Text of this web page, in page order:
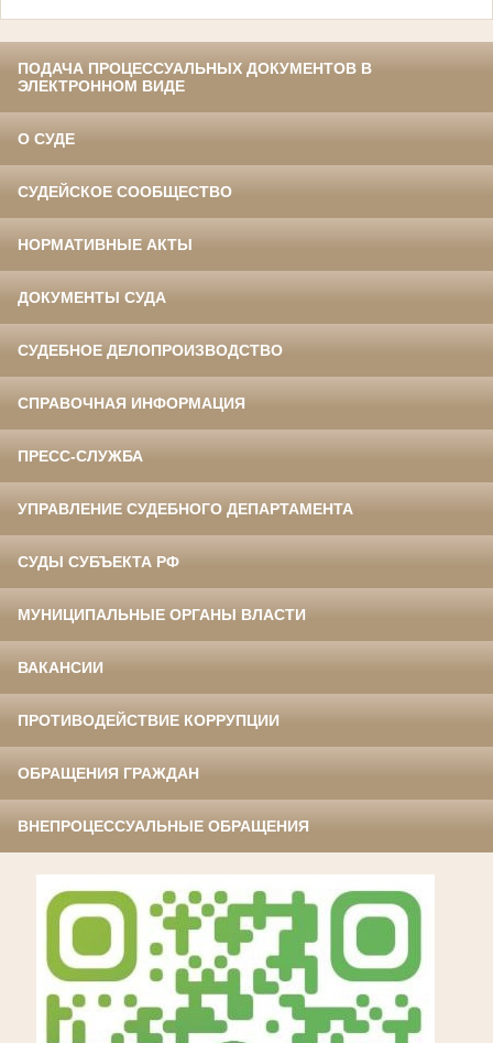
ПОДАЧА ПРОЦЕССУАЛЬНЫХ ДОКУМЕНТОВ В
ЭЛЕКТРОННОМ ВИДЕ
О СУДЕ
СУДЕЙСКОЕ СООБЩЕСТВО
НОРМАТИВНЫЕ АКТЫ
ДОКУМЕНТЫ СУДА
СУДЕБНОЕ ДЕЛОПРОИЗВОДСТВО
СПРАВОЧНАЯ ИНФОРМАЦИЯ
ПРЕСС-СЛУЖБА
УПРАВЛЕНИЕ СУДЕБНОГО ДЕПАРТАМЕНТА
СУДЫ СУБЪЕКТА РФ
МУНИЦИПАЛЬНЫЕ ОРГАНЫ ВЛАСТИ
ВАКАНСИИ
ПРОТИВОДЕЙСТВИЕ КОРРУПЦИИ
ОБРАЩЕНИЯ ГРАЖДАН
ВНЕПРОЦЕССУАЛЬНЫЕ ОБРАЩЕНИЯ